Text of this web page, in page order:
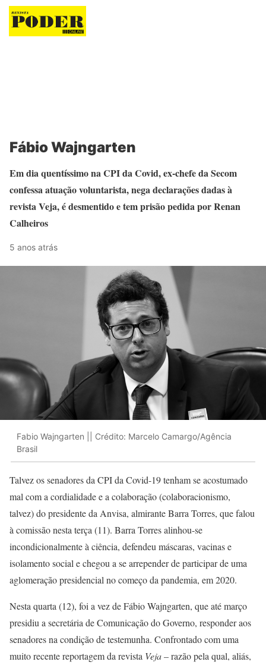
Revista Poder
Fábio Wajngarten
Em dia quentíssimo na CPI da Covid, ex-chefe da Secom
confessa atuação voluntarista, nega declarações dadas à
revista Veja, é desmentido e tem prisão pedida por Renan
Calheiros
5 anos atrás
Fabio Wajngarten || Crédito: Marcelo Camargo/Agência
Brasil
Talvez os senadores da CPI da Covid-19 tenham se acostumado
mal com a cordialidade e a colaboração (colaboracionismo,
talvez) do presidente da Anvisa, almirante Barra Torres, que falou
à comissão nesta terça (11). Barra Torres alinhou-se
incondicionalmente à ciência, defendeu máscaras, vacinas e
isolamento social e chegou a se arrepender de participar de uma
aglomeração presidencial no começo da pandemia, em 2020.
Nesta quarta (12), foi a vez de Fábio Wajngarten, que até março
presidiu a secretária de Comunicação do Governo, responder aos
senadores na condição de testemunha. Confrontado com uma
muito recente reportagem da revista Veja– razão pela qual, aliás,